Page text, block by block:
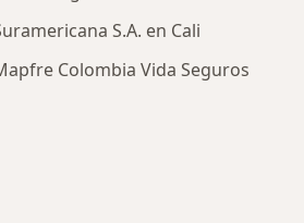
S.A. en Cali
Colombia Vida Seguros